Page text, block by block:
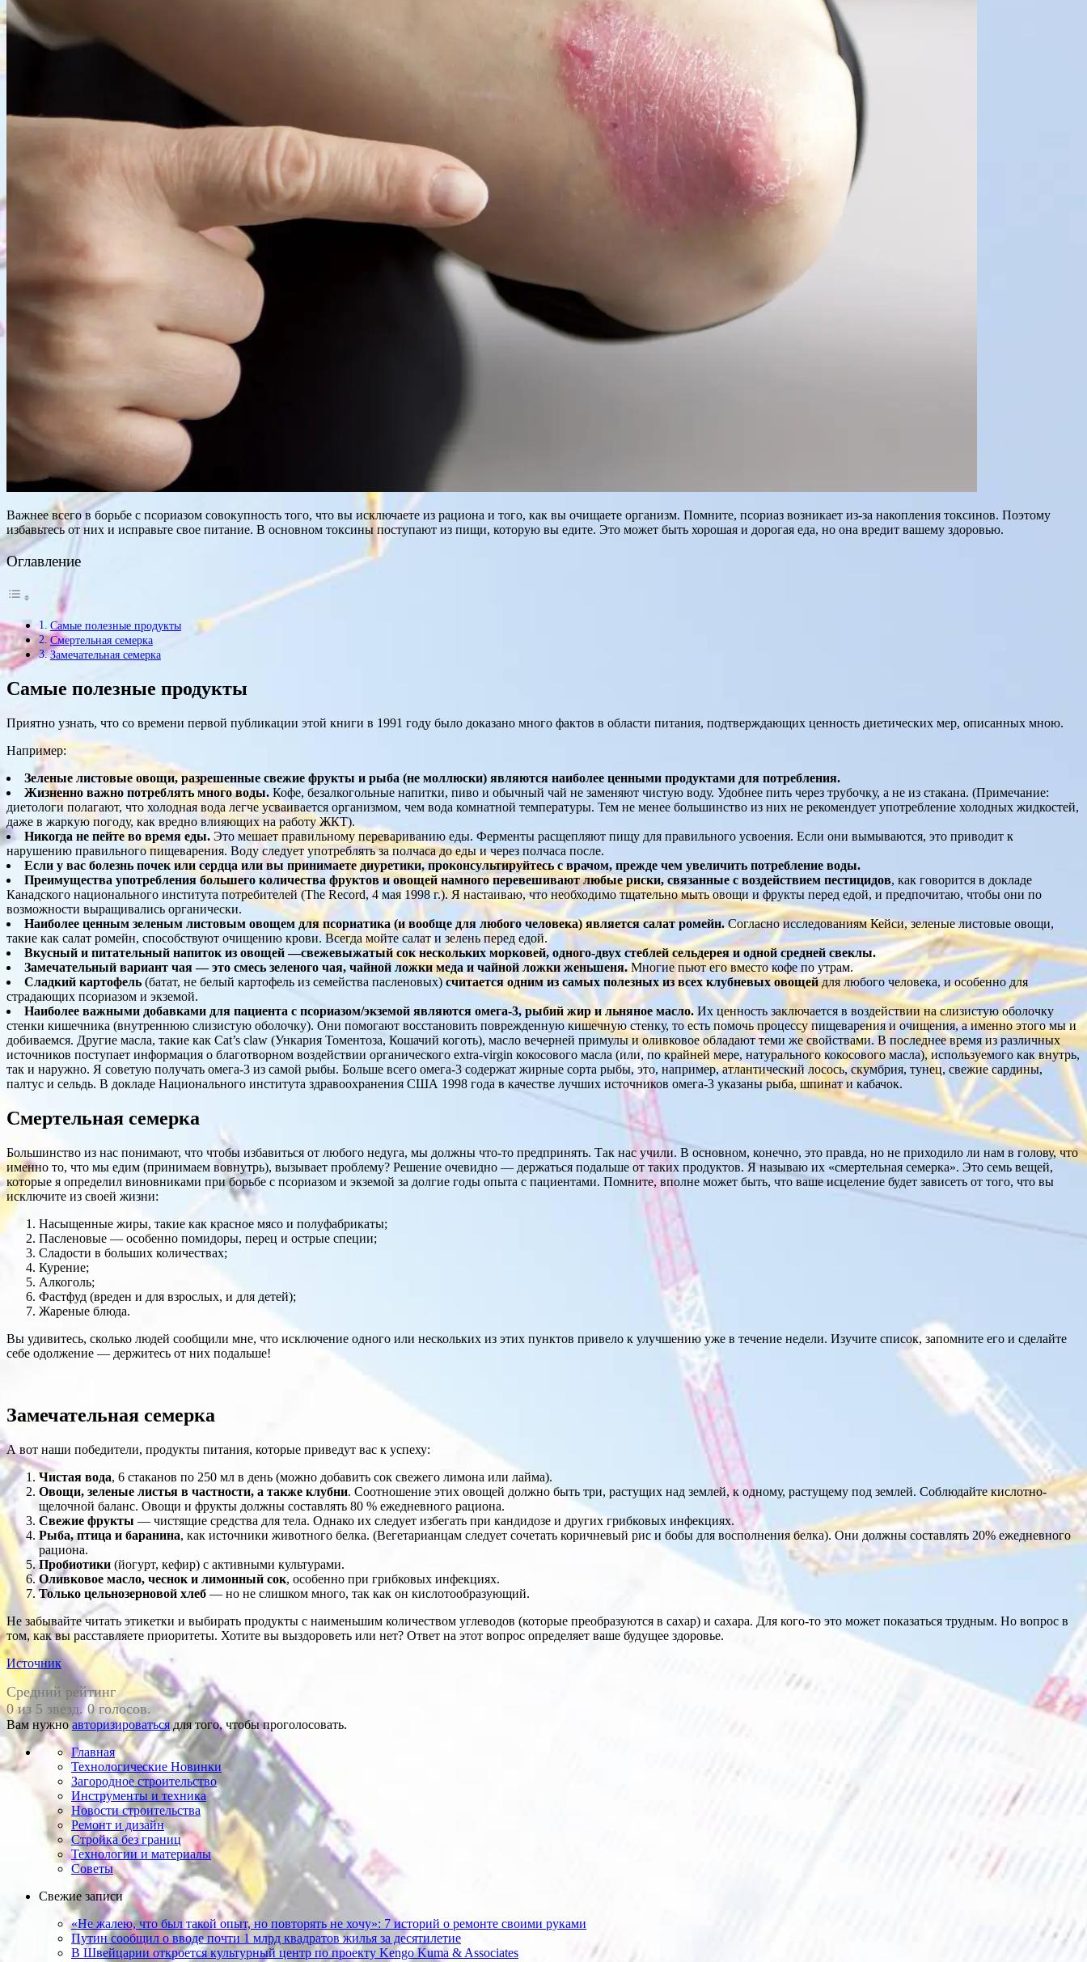
Важнее всего в борьбе с псориазом совокупность того, что вы исключаете из рациона и того, как вы очищаете организм. Помните, псориаз возникает из-за накопления токсинов. Поэтому
избавьтесь от них и исправьте свое питание. В основном токсины поступают из пищи, которую вы едите. Это может быть хорошая и дорогая еда, но она вредит вашему здоровью.
Оглавление
Самые полезные продукты
Смертельная семерка
Замечательная семерка
Самые полезные продукты
Приятно узнать, что со времени первой публикации этой книги в 1991 году было доказано много фактов в области питания, подтверждающих ценность диетических мер, описанных мною.
Например:
Зеленые листовые овощи, разрешенные свежие фрукты и рыба (не моллюски) являются наиболее ценными продуктами для потребления.
Жизненно важно потреблять много воды. Кофе, безалкогольные напитки, пиво и обычный чай не заменяют чистую воду. Удобнее пить через трубочку, а не из стакана. (Примечание:
диетологи полагают, что холодная вода легче усваивается организмом, чем вода комнатной температуры. Тем не менее большинство из них не рекомендует употребление холодных жидкостей,
даже в жаркую погоду, как вредно влияющих на работу ЖКТ).
Никогда не пейте во время еды. Это мешает правильному перевариванию еды. Ферменты расщепляют пищу для правильного усвоения. Если они вымываются, это приводит к
нарушению правильного пищеварения. Воду следует употреблять за полчаса до еды и через полчаса после.
Если у вас болезнь почек или сердца или вы принимаете диуретики, проконсультируйтесь с врачом, прежде чем увеличить потребление воды.
Преимущества употребления большего количества фруктов и овощей намного перевешивают любые риски, связанные с воздействием пестицидов, как говорится в докладе
Канадского национального института потребителей (The Record, 4 мая 1998 г.). Я настаиваю, что необходимо тщательно мыть овощи и фрукты перед едой, и предпочитаю, чтобы они по
возможности выращивались органически.
Наиболее ценным зеленым листовым овощем для псориатика (и вообще для любого человека) является салат ромейн. Согласно исследованиям Кейси, зеленые листовые овощи,
такие как салат ромейн, способствуют очищению крови. Всегда мойте салат и зелень перед едой.
Вкусный и питательный напиток из овощей —свежевыжатый сок нескольких морковей, одного-двух стеблей сельдерея и одной средней свеклы.
Замечательный вариант чая — это смесь зеленого чая, чайной ложки меда и чайной ложки женьшеня.Многие пьют его вместо кофе по утрам.
Сладкий картофель (батат, не белый картофель из семейства пасленовых)считается одним из самых полезных из всех клубневых овощейдля любого человека, и особенно для
страдающих псориазом и экземой.
Наиболее важными добавками для пациента с псориазом/экземой являются омега-3, рыбий жир и льняное масло. Их ценность заключается в воздействии на слизистую оболочку
стенки кишечника (внутреннюю слизистую оболочку). Они помогают восстановить поврежденную кишечную стенку, то есть помочь процессу пищеварения и очищения, а именно этого мы и
добиваемся. Другие масла, такие как Cat’s claw (Ункария Томентоза, Кошачий коготь), масло вечерней примулы и оливковое обладают теми же свойствами. В последнее время из различных
источников поступает информация о благотворном воздействии органического extra-virgin кокосового масла (или, по крайней мере, натурального кокосового масла), используемого как внутрь,
так и наружно. Я советую получать омега-3 из самой рыбы. Больше всего омега-3 содержат жирные сорта рыбы, это, например, атлантический лосось, скумбрия, тунец, свежие сардины,
палтус и сельдь. В докладе Национального института здравоохранения США 1998 года в качестве лучших источников омега-3 указаны рыба, шпинат и кабачок.
Смертельная семерка
Большинство из нас понимают, что чтобы избавиться от любого недуга, мы должны что-то предпринять. Так нас учили. В основном, конечно, это правда, но не приходило ли нам в голову, что
именно то, что мы едим (принимаем вовнутрь), вызывает проблему? Решение очевидно — держаться подальше от таких продуктов. Я называю их «смертельная семерка». Это семь вещей,
которые я определил виновниками при борьбе с псориазом и экземой за долгие годы опыта с пациентами. Помните, вполне может быть, что ваше исцеление будет зависеть от того, что вы
исключите из своей жизни:
Насыщенные жиры, такие как красное мясо и полуфабрикаты;
Пасленовые — особенно помидоры, перец и острые специи;
Сладости в больших количествах;
Курение;
Алкоголь;
Фастфуд (вреден и для взрослых, и для детей);
Жареные блюда.
Вы удивитесь, сколько людей сообщили мне, что исключение одного или нескольких из этих пунктов привело к улучшению уже в течение недели. Изучите список, запомните его и сделайте
себе одолжение — держитесь от них подальше!
Замечательная семерка
А вот наши победители, продукты питания, которые приведут вас к успеху:
Чистая вода, 6 стаканов по 250 мл в день (можно добавить сок свежего лимона или лайма).
Овощи, зеленые листья в частности, а также клубни. Соотношение этих овощей должно быть три, растущих над землей, к одному, растущему под землей. Соблюдайте кислотно-
щелочной баланс. Овощи и фрукты должны составлять 80 % ежедневного рациона.
Свежие фрукты — чистящие средства для тела. Однако их следует избегать при кандидозе и других грибковых инфекциях.
Рыба, птица и баранина, как источники животного белка. (Вегетарианцам следует сочетать коричневый рис и бобы для восполнения белка). Они должны составлять 20% ежедневного
рациона.
Пробиотики (йогурт, кефир) с активными культурами.
Оливковое масло, чеснок и лимонный сок, особенно при грибковых инфекциях.
Только цельнозерновой хлеб — но не слишком много, так как он кислотообразующий.
Не забывайте читать этикетки и выбирать продукты с наименьшим количеством углеводов (которые преобразуются в сахар) и сахара. Для кого-то это может показаться трудным. Но вопрос в
том, как вы расставляете приоритеты. Хотите вы выздороветь или нет? Ответ на этот вопрос определяет ваше будущее здоровье.
Источник
Средний рейтинг
0 из 5 звезд. 0 голосов.
Вам нужноавторизироваться для того, чтобы проголосовать.
Главная
Технологические Новинки
Загородное строительство
Инструменты и техника
Новости строительства
Ремонт и дизайн
Стройка без границ
Технологии и материалы
Советы
Свежие записи
«Не жалею, что был такой опыт, но повто­рять не хочу»: 7 историй о ремонте своими руками
Путин сообщил о вводе почти 1 млрд квадратов жилья за десятилетие
В Швейцарии откроется культурный центр по проекту Kengo Kuma & Associates